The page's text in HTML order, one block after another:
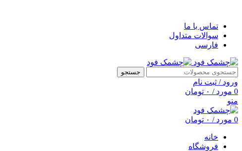
تماس با ما
سوالات متداول
فارسی
جستجو
ورود / ثبت نام
0 مورد / ۰ تومان
منو
0 مورد / ۰ تومان
خانه
فروشگاه